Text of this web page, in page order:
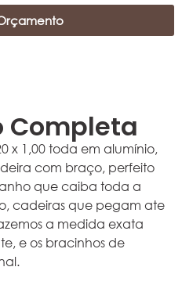
Completa
x 1,00 toda em alumínio,
com braço, perfeito
que caiba toda a
cadeiras que pegam ate
a medida exata
e os bracinhos de